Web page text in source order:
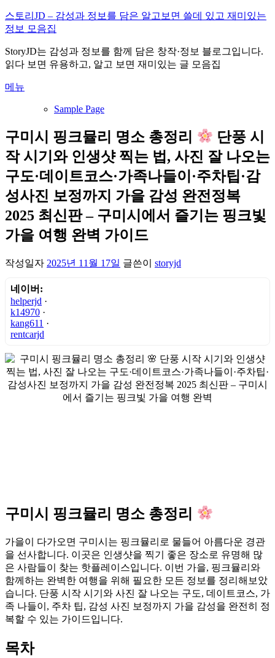
내
용
로
바
가
스토리JD – 감성과 정보를 담은 알고보면 쓸데 있고 재미있는
정보 모음집
StoryJD는 감성과 정보를 함께 담은 창작·정보 블로그입니다.
읽다 보면 유용하고, 알고 보면 재미있는 글 모음집
메뉴
Sample Page
구미시 핑크뮬리 명소 총정리
단풍 시
작 시기와 인생샷 찍는 법, 사진 잘 나오는
구도·데이트코스·가족나들이·주차팁·감
성사진 보정까지 가을 감성 완전정복
2025 최신판 – 구미시에서 즐기는 핑크빛
가을 여행 완벽 가이드
작성일자 2025년 11월 17일 글쓴이 storyjd
네이버:
helperjd ·
k14970 ·
kang611 ·
rentcarjd
구미시 핑크뮬리 명소 총정리
가을이 다가오면 구미시는 핑크뮬리로 물들어 아름다운 경관
을 선사합니다. 이곳은 인생샷을 찍기 좋은 장소로 유명해 많
은 사람들이 찾는 핫플레이스입니다. 이번 가을, 핑크뮬리와
함께하는 완벽한 여행을 위해 필요한 모든 정보를 정리해보았
습니다. 단풍 시작 시기와 사진 잘 나오는 구도, 데이트코스, 가
족 나들이, 주차 팁, 감성 사진 보정까지 가을 감성을 완전히 정
복할 수 있는 가이드입니다.
목차